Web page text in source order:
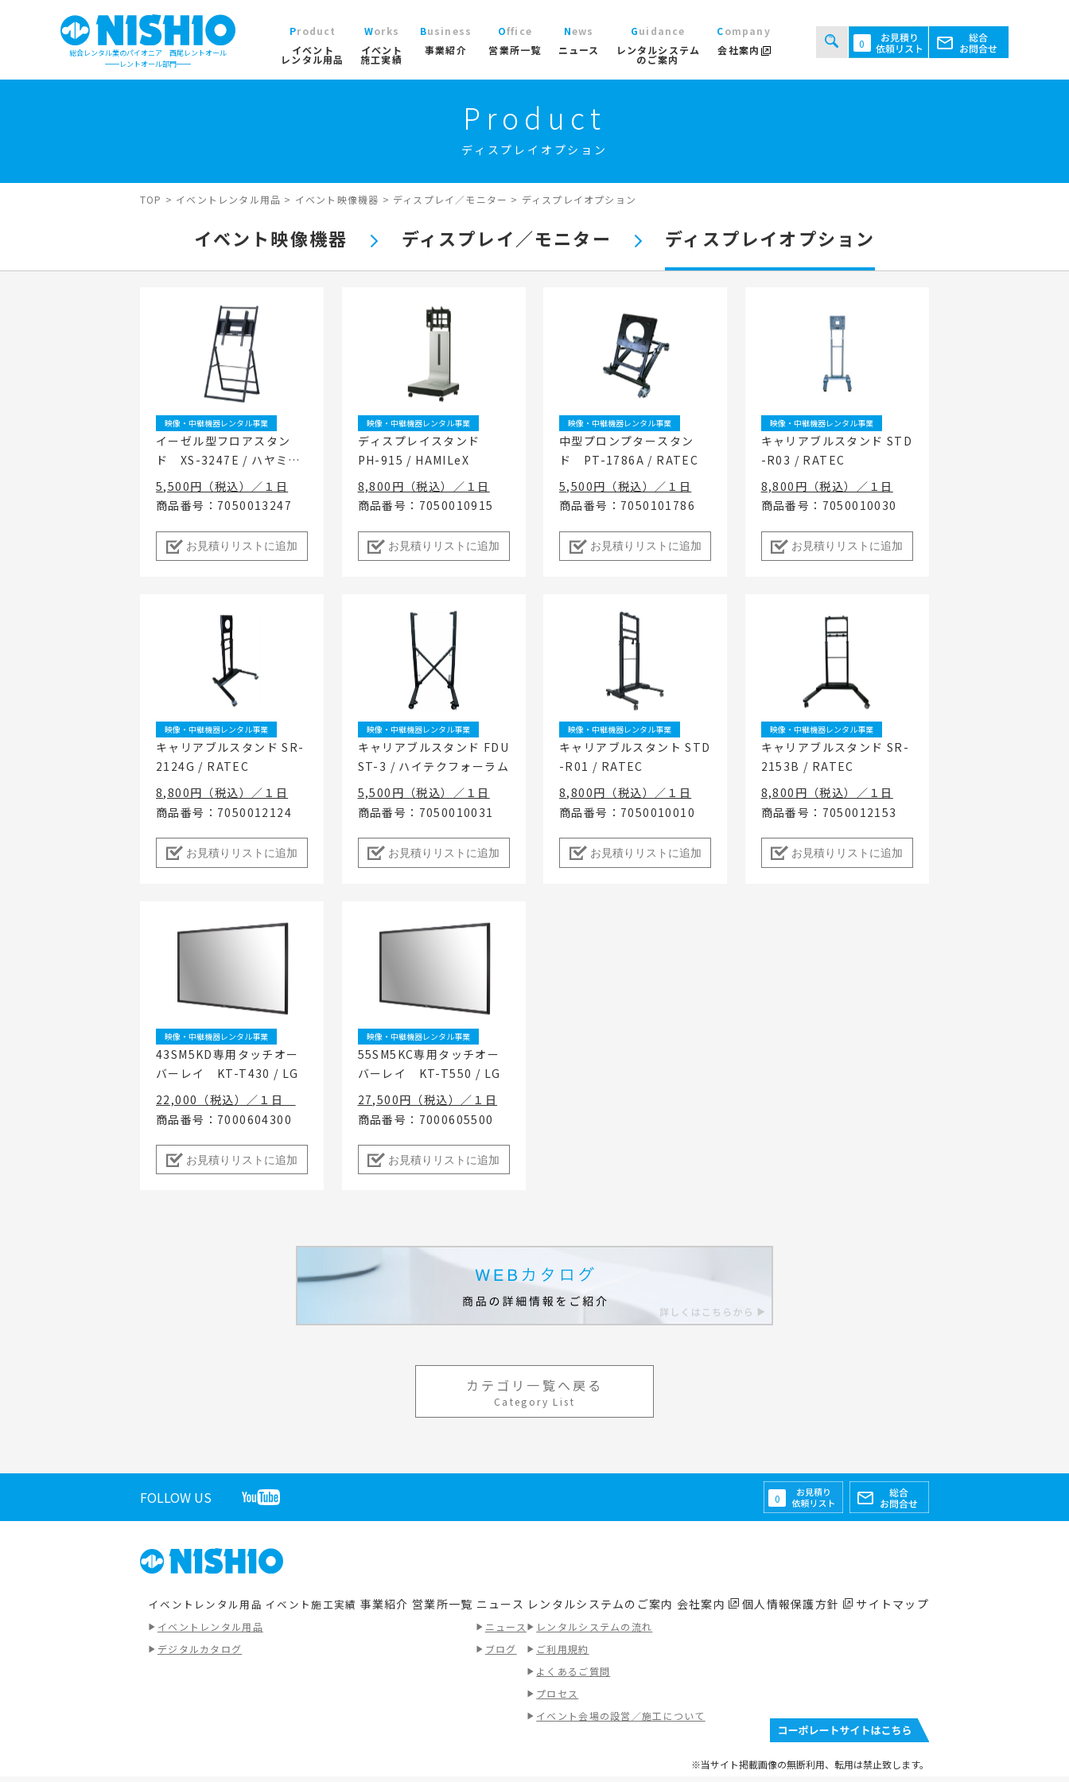
総合レンタル業のパイオニア 西尾レントオール
レントオール部門
イベント
レンタル用品
Product
イベント会場の設営／施工について
デジタルカタログ
ガーデンファニチャー
イベント用テント
トレーラーハウス
ステージ
地面養生資材
屋内イベント 展示会
撮影機材・中継機材
テーブル・チェアその他備
冷・暖房機器 発電機
ツ
式典用品
RA東京スタジオ
Others
イベント
施工実績
Works
事業紹介
Business
屋外イベント事業 屋内イベント事業 トレーラーハウス事業 工事用テント・テント倉庫事業
キッズ・アミューズメント事業 フランチャイズ事業
営業所一覧
Office
ニュース
News
レンタルシステム
のご案内
Guidance
会社案内
Company
0
検索カテゴリ 実績 商品 ニュース/ブログ
Product
ディスプレイオプション
TOP > イベントレンタル用品 > イベント映像機器 > ディスプレイ／モニター > ディスプレイオプション
イベント映像機器 ディスプレイ／モニター ディスプレイオプション
映像・中継機器レンタル事業
イーゼル型フロアスタン
ド XS-3247E / ハヤミ工
産
5,500円（税込）／１日
商品番号：7050013247
お見積りリストに追加
映像・中継機器レンタル事業
ディスプレイスタンド
PH-915 / HAMILeX
8,800円（税込）／１日
商品番号：7050010915
お見積りリストに追加
映像・中継機器レンタル事業
中型プロンプタースタン
ド PT-1786A / RATEC
5,500円（税込）／１日
商品番号：7050101786
お見積りリストに追加
映像・中継機器レンタル事業
キャリアブルスタンド STD
-R03 / RATEC
8,800円（税込）／１日
商品番号：7050010030
お見積りリストに追加
映像・中継機器レンタル事業
キャリアブルスタンド SR-
2124G / RATEC
8,800円（税込）／１日
商品番号：7050012124
お見積りリストに追加
映像・中継機器レンタル事業
キャリアブルスタンド FDU
ST-3 / ハイテクフォーラム
5,500円（税込）／１日
商品番号：7050010031
お見積りリストに追加
映像・中継機器レンタル事業
キャリアブルスタント STD
-R01 / RATEC
8,800円（税込）／１日
商品番号：7050010010
お見積りリストに追加
映像・中継機器レンタル事業
キャリアブルスタンド SR-
2153B / RATEC
8,800円（税込）／１日
商品番号：7050012153
お見積りリストに追加
映像・中継機器レンタル事業
43SM5KD専用タッチオー
バーレイ KT-T430 / LG
22,000（税込）／１日
商品番号：7000604300
お見積りリストに追加
映像・中継機器レンタル事業
55SM5KC専用タッチオー
バーレイ KT-T550 / LG
27,500円（税込）／１日
商品番号：7000605500
お見積りリストに追加
カテゴリ一覧へ戻る
Category List
FOLLOW US 0
イベントレンタル用品
イベントレンタル用品
デジタルカタログ
イベント施工実績 事業紹介 営業所一覧 ニュース
ニュース
ブログ
レンタルシステムのご案内
レンタルシステムの流れ
ご利用規約
よくあるご質問
プロセス
イベント会場の設営／施工について
会社案内 個人情報保護方針 サイトマップ
※当サイト掲載画像の無断利用、転用は禁止致します。